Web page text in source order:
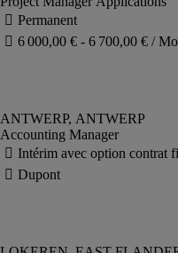
Accounting Manager